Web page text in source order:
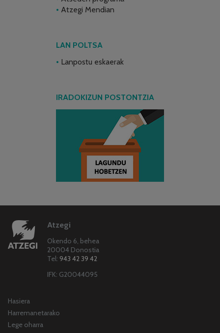
Atzegi Mendian
LAN POLTSA
Lanpostu eskaerak
IRADOKIZUN POSTONTZIA
Atzegi
Okendo 6, behea
20004 Donostia
Tel: 943 42 39 42
IFK: G20044095
Hasiera
Harremanetarako
Lege oharra